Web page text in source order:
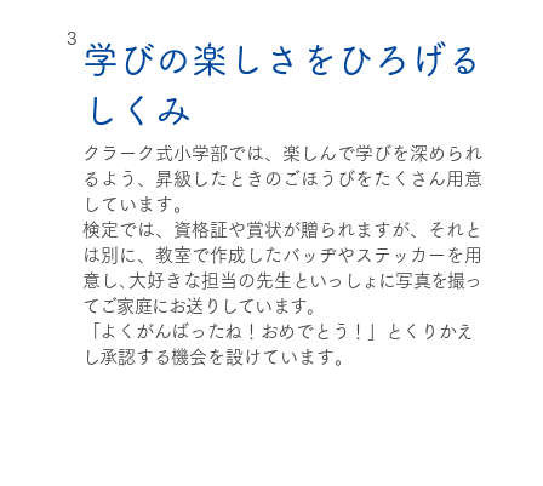
3
学びの楽しさをひろげる
しくみ
クラーク式小学部では、楽しんで学びを深められ
るよう、昇級したときのごほうびをたくさん用意
しています。
検定では、資格証や賞状が贈られますが、それと
は別に、教室で作成したバッヂやステッカーを用
意し､大好きな担当の先生 といっしょに写真を撮っ
てご家庭にお送りしています｡
「よくがんばったね！おめでとう！」とくりかえ
し承認する機会を設けています。